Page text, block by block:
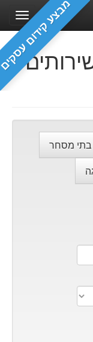
מבצע קידום
בתי מסחר